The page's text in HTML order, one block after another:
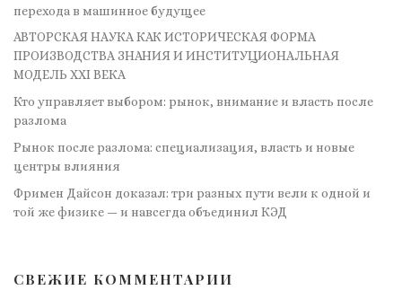
перехода в машинное будущее
АВТОРСКАЯ НАУКА КАК ИСТОРИЧЕСКАЯ ФОРМА
ПРОИЗВОДСТВА ЗНАНИЯ И ИНСТИТУЦИОНАЛЬНАЯ
МОДЕЛЬ XXI ВЕКА
Кто управляет выбором: рынок, внимание и власть после
разлома
Рынок после разлома: специализация, власть и новые
центры влияния
Фримен Дайсон доказал: три разных пути вели к одной и
той же физике — и навсегда объединил КЭД
СВЕЖИЕ КОММЕНТАРИИ